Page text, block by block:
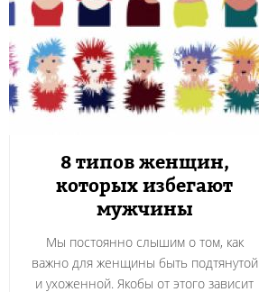
8 типов женщин,
которых избегают
мужчины
Мы постоянно слышим о том, как
важно для женщины быть подтянутой
и ухоженной. Якобы от этого зависит